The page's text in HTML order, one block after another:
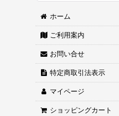
両面接着シート [WS-100]
2,460円(税込)
ホーム
ご利用案内
お問い合せ
特定商取引法表示
マイページ
ショッピングカート